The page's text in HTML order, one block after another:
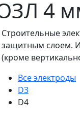
4
Строительные
защитным слоем.
(кроме
Все электроды
D3
D4